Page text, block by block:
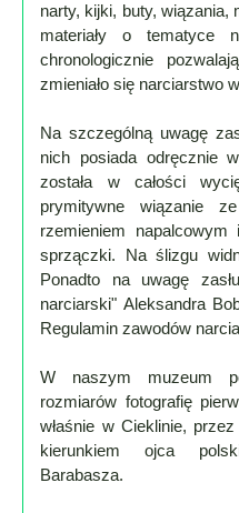
Historia
Okolica
Mapa
Beskid
Niski
Pogórze
Kalendarz
imprez
wydarzeń...
zdjęciami
narty, kijki, buty, wiązania,
materiały o tematyce
chronologicznie
zmieniało się narciarstwo
Na szczególną uwagę
nich posiada odręcznie
została w całości
prymitywne wiązanie
rzemieniem
sprzączki. Na ślizgu
Ponadto na uwagę
narciarski" Aleksandra
Regulamin zawodów
W naszym muzeum
rozmiarów fotografię
właśnie w Cieklinie,
kierunkiem ojca
Barabasza.